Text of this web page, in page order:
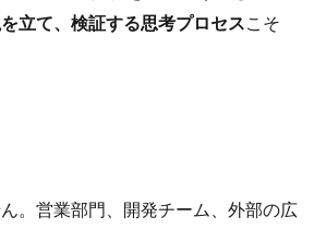
立て、検証する思考プロセスこそ
。営業部門、開発チーム、外部の広